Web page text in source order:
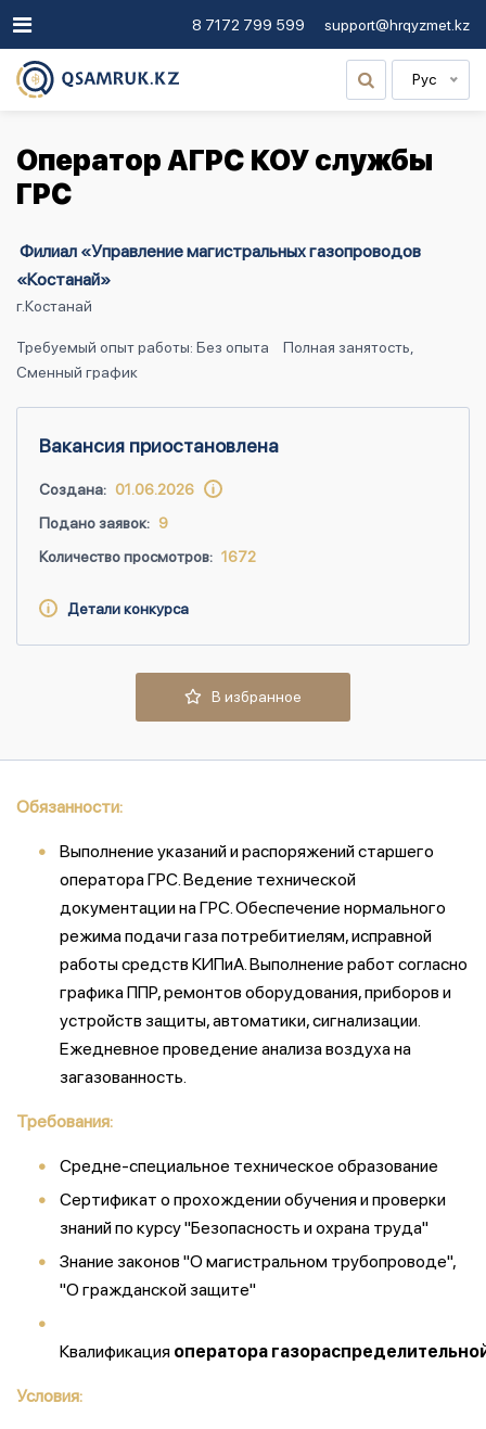
8 7172 799 599 support@hrqyzmet.kz
Рус
Оператор АГРС КОУ службы
ГРС
Филиал «Управление магистральных газопроводов
«Костанай»
г.Костанай
Требуемый опыт работы: Без опыта
Полная занятость,
Сменный график
Вакансия приостановлена
Создана: 01.06.2026
Подано заявок: 9
Количество просмотров: 1672
Детали конкурса
В избранное
Обязанности:
Выполнение указаний и распоряжений старшего
оператора ГРС. Ведение технической
документации на ГРС. Обеспечение нормального
режима подачи газа потребитиелям, исправной
работы средств КИПиА. Выполнение работ согласно
графика ППР, ремонтов оборудования, приборов и
устройств защиты, автоматики, сигнализации.
Ежедневное проведение анализа воздуха на
загазованность.
Требования:
Средне-специальное техническое образование
Сертификат о прохождении обучения и проверки
знаний по курсу "Безопасность и охрана труда"
Знание законов "О магистральном трубопроводе",
"О гражданской защите"
Квалификация оператора
Условия: